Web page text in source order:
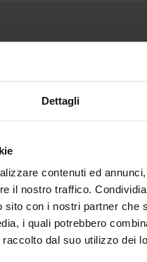
Dettagli
contenuti ed
il nostro traffico.
con i nostri partner che
i quali potrebbero
dal suo utilizzo dei